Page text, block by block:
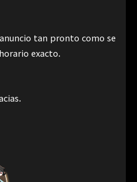
tan pronto como se
exacto.